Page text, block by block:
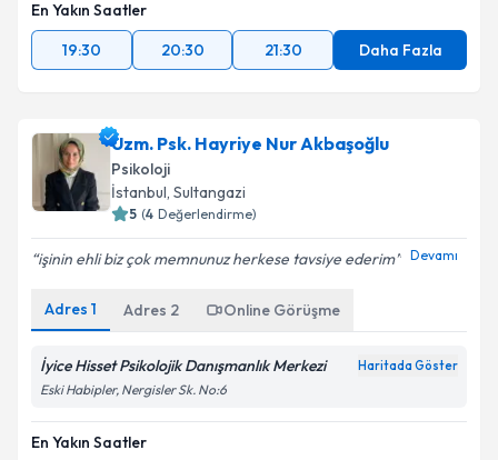
En Yakın Saatler
19:30
20:30 21:30 Daha Fazla
Uzm. Psk. Hayriye Nur Akbaşoğlu
Psikoloji
İstanbul, Sultangazi
5 (4 Değerlendirme)
işinin ehli biz çok memnunuz herkese tavsiye ederim Devamı
Adres 1 Adres 2 Online Görüşme
İyice Hisset Psikolojik Danışmanlık Merkezi Haritada Göster
Eski Habipler, Nergisler Sk. No:6
En Yakın Saatler